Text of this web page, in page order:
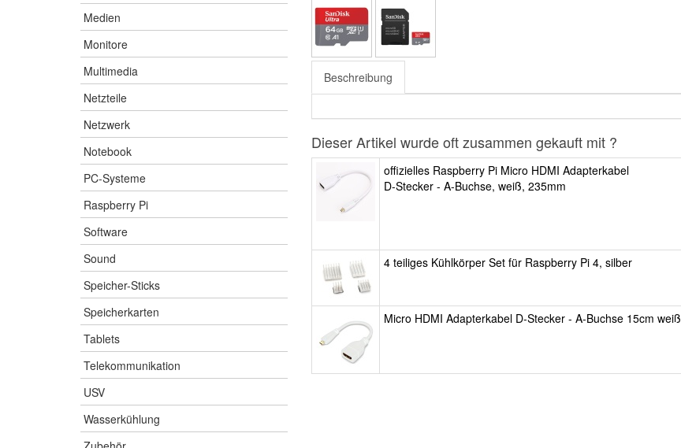
Medien
Monitore
Multimedia
Netzteile
Netzwerk
Notebook
PC-Systeme
Raspberry Pi
Software
Sound
Speicher-Sticks
Speicherkarten
Tablets
Telekommunikation
USV
Wasserkühlung
Beschreibung
Dieser Artikel wurde oft zusammen gekauft mit ?
offizielles Raspberry Pi Micro HDMI Adapterkabel
D-Stecker - A-Buchse, weiß, 235mm
4 teiliges Kühlkörper Set für Raspberry Pi 4, silber
Micro HDMI Adapterkabel D-Stecker - A-Buchse 15cm weiß